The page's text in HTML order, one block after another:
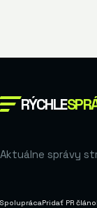
RÝCHLE
Aktuálne správy
SpoluprácaPridať PR